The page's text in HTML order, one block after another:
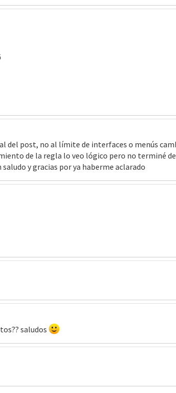
del post, no al límite de interfaces o menús
de la regla lo veo lógico pero no terminé
y gracias por ya haberme aclarado
saludos